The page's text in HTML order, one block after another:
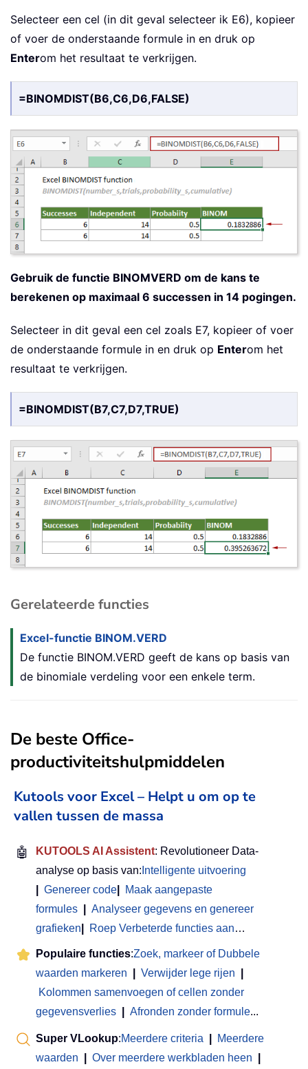
Selecteer een cel (in dit geval selecteer ik E6), kopieer
of voer de onderstaande formule in en druk op
Enterom het resultaat te verkrijgen.
=BINOMDIST(B6,C6,D6,FALSE)
Gebruik de functie BINOMVERD om de kans te
berekenen op maximaal 6 successen in 14 pogingen.
Selecteer in dit geval een cel zoals E7, kopieer of voer
de onderstaande formule in en druk op Enterom het
resultaat te verkrijgen.
=BINOMDIST(B7,C7,D7,TRUE)
Gerelateerde functies
Excel-functie BINOM.VERD
De functie BINOM.VERD geeft de kans op basis van
de binomiale verdeling voor een enkele term.
De beste Office-
productiviteitshulpmiddelen
Kutools voor Excel – Helpt u om op te
vallen tussen de massa
🤖 KUTOOLS AI Assistent: Revolutioneer Data-
analyse op basis van: Intelligente uitvoering
Genereer code
Maak aangepaste
formules
Analyseer gegevens en genereer
grafieken
Roep Verbeterde functies aan…
Populaire functies:Zoek, markeer of Dubbele
waarden markeren
Verwijder lege rijen
Kolommen samenvoegen of cellen zonder
gegevensverlies
Afronden zonder formule...
Super VLookup:Meerdere criteria
Meerdere
waarden
Over meerdere werkbladen heen